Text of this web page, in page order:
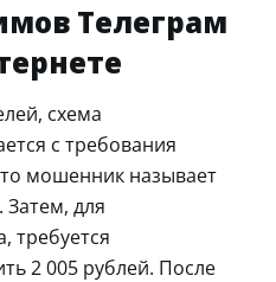
Телеграм
схема
с требования
мошенник называет
для
требуется
2 005 рублей. После